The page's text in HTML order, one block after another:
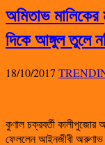
অমিতাভ
দিকে আঙ্গুল তুলে
18/10/2017
কুণাল চক্রবর্তী কালীপুজোর
ফেললেন আইনজীবী অরুণাভ